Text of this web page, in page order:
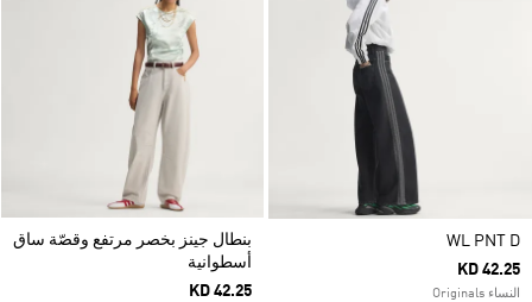
WL PNT D
KD 42.25
النساء Originals
بنطال جينز بخصر مرتفع وقصّة ساق
أسطوانية
KD 42.25